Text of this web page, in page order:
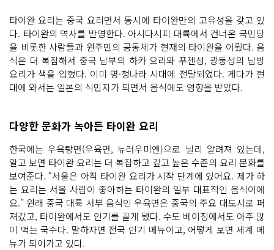
타이완 요리는 중국 요리면서 동시에 타이완만의 고유성을 갖고 있
다. 타이완의 역사를 반영한다. 아시다시피 대륙에서 건너온 국민당
을 비롯한 사람들과 원주민의 공동체가 현재의 타이완을 이뤘다. 음
식은 더 복잡해서 중국 남부의 하카 요리와 푸젠성, 광둥성의 남방
요리가 색을 입혔다. 이미 명·청나라 시대에 전달되었다. 게다가 현
대에 와서는 일본의 식민지가 되면서 음식에도 영향을 받았다.
다양한 문화가 녹아든 타이완 요리
한국에는 우육탕면(우육면, 뉴러우미엔)으로 널리 알려져 있는데,
알고 보면 타이완 요리는 더 복잡하고 깊고 높은 수준의 요리 문화를
보여준다. “서울은 아직 타이완 요리가 시작 단계에 있어요. 제가 하
는 요리는 서울 사람이 좋아하는 타이완의 일부 대표적인 음식이에
요.” 원래 중국 대륙 서부 음식인 우육면은 중국의 주요 대도시로 퍼
져갔고, 타이완에서도 인기를 끌게 됐다. 수도 베이징에서도 아주 많
이 먹는 국수다. 말하자면 전국 인기 메뉴이고, 어떻게 보면 세계 메
뉴가 되어가고 있다.